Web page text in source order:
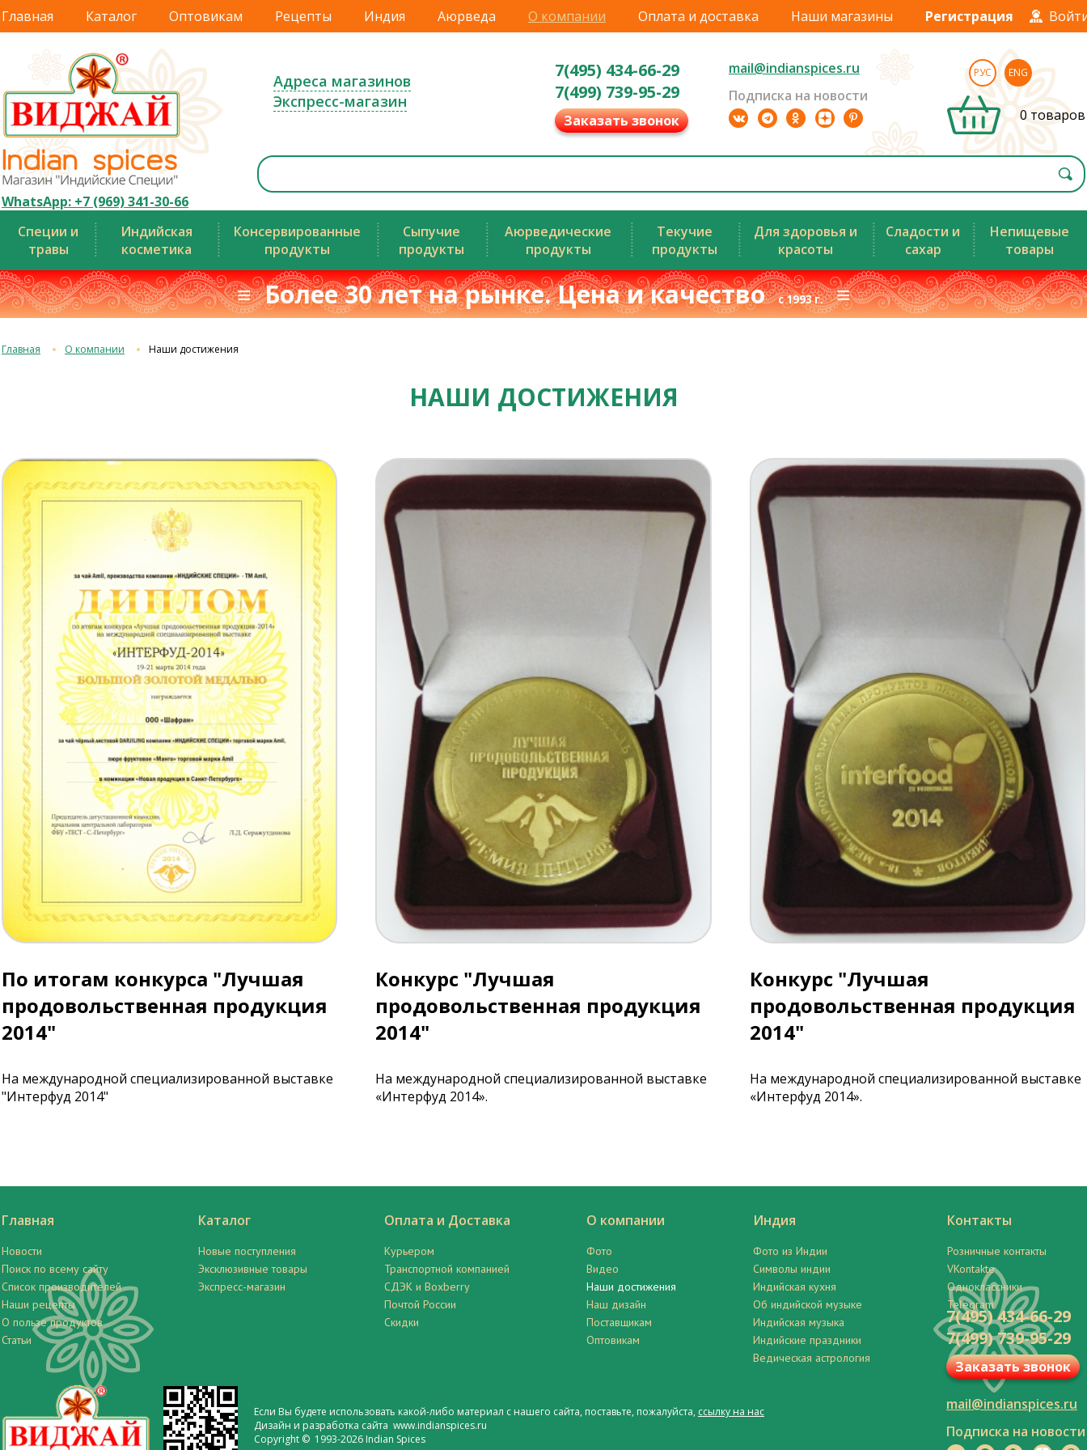
Главная Каталог Оптовикам Рецепты Индия Аюрведа О компании Оплата и доставка Наши магазины Регистрация
WhatsApp: +7 (969) 341-30-66
Адреса магазинов
Экспресс-магазин
7(495) 434-66-29
7(499) 739-95-29
Заказать звонок
mail@indianspices.ru
Подписка на новости
РУС ENG
0 товаров
Специи и
травы
Индийская
косметика
Консервированные
продукты
Сыпучие
продукты
Аюрведические
продукты
Текучие
продукты
Для здоровья и
красоты
Сладости и
сахар
Непищевые
товары
≡ Более 30 лет на рынке. Цена и качествос 1993 г.≡
Главная О компании Наши достижения
НАШИ ДОСТИЖЕНИЯ
По итогам конкурса "Лучшая
продовольственная продукция
2014"
На международной специализированной выставке
"Интерфуд 2014"
Конкурс "Лучшая
продовольственная продукция
2014"
На международной специализированной выставке
«Интерфуд 2014».
Конкурс "Лучшая
продовольственная продукция
2014"
На международной специализированной выставке
«Интерфуд 2014».
Главная
Новости
Поиск по всему сайту
Список производителей
Наши рецепты
О пользе продуктов
Статьи
Каталог
Новые поступления
Эксклюзивные товары
Экспресс-магазин
Оплата и Доставка
Курьером
Транспортной компанией
СДЭК и Boxberry
Почтой России
Скидки
О компании
Фото
Видео
Наши достижения
Наш дизайн
Поставщикам
Оптовикам
Индия
Фото из Индии
Символы индии
Индийская кухня
Об индийской музыке
Индийская музыка
Индийские праздники
Ведическая астрология
Контакты
Розничные контакты
VKontakte
Одноклассники
Telegram
Если Вы будете использовать какой-либо материал с нашего сайта, поставьте, пожалуйста, ссылку на нас
Дизайн и разработка сайта www.indianspices.ru
Copyright © 1993-2026 Indian Spices
7(495) 434-66-29
7(499) 739-95-29
Заказать звонок
mail@indianspices.ru
Подписка на новости